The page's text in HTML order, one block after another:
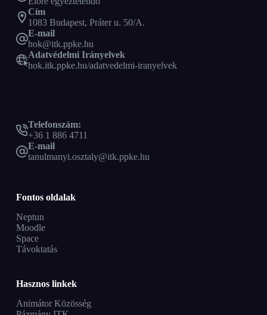
Cím
1083 Budapest, Práter u. 50/A.
E-mail
hok@itk.ppke.hu
Adatvédelmi Irányelvek
hok.itk.ppke.hu/adatvedelmi-iranyelvek
Telefonszám:
+36 1 886 4711
E-mail
tanulmanyi.osztaly@itk.ppke.hu
Fontos oldalak
Neptun
Moodle
Space
Távoktatás
Hasznos linkek
Animátor Közösség